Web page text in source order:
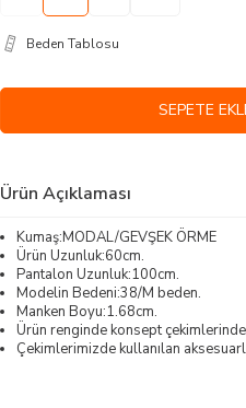
Beden Tablosu
SEPETE
Ürün Açıklaması
Kumaş:MODAL/GEVŞEK ÖRME
Ürün Uzunluk:60cm.
Pantalon Uzunluk:100cm.
Modelin Bedeni:38/M beden.
Manken Boyu:1.68cm.
Ürün renginde konsept
Çekimlerimizde kullanılan